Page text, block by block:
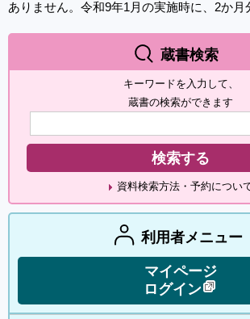
蔵書検索
キーワードを入力して、
蔵書の検索ができます
資料検索方法・予約につい
利用者メニュー
マイページ
ログイン
ありません。令和9年1月の実施時に、2か月